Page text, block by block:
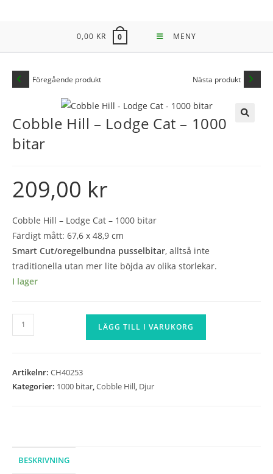
0,00 KR 0 MENY
Föregående produkt Nästa produkt
Cobble Hill – Lodge Cat – 1000
bitar
209,00 kr
Cobble Hill – Lodge Cat – 1000 bitar
Färdigt mått: 67,6 x 48,9 cm
Smart Cut/oregelbundna pusselbitar, alltså inte
traditionella utan mer lite böjda av olika storlekar.
I lager
Cobble
Hill
Cat
LÄGG TILL I VARUKORG
Artikelnr: CH40253
Kategorier: 1000 bitar,Cobble Hill, Djur
BESKRIVNING